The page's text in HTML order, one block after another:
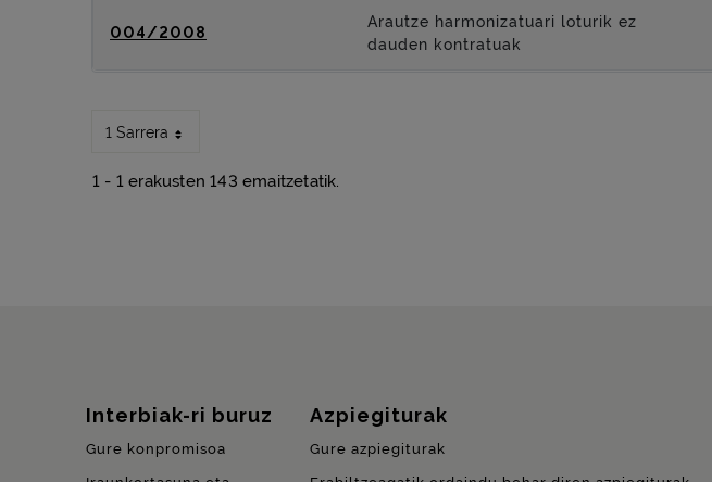
004/2008
Arautze harmonizatuari loturik ez
dauden kontratuak
1 Sarrera
1 - 1 erakusten 143 emaitzetatik.
Gunearen mapa
Interbiak-ri buruz
Gure konpromisoa
Azpiegiturak
Gure azpiegiturak